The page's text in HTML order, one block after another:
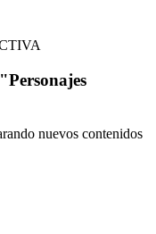
nuevos contenidos